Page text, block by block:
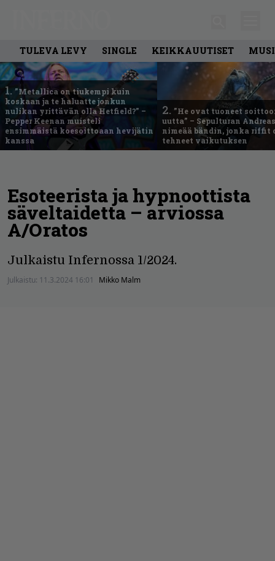
TULEVA LEVY SINGLE KEIKKAUUTISET
1. ”Metallica on tiukempi kuin
koskaan ja te haluatte jonkun
nulikan yrittävän olla Hetfield?” –
Pepper Keenan muisteli
ensimmäistä koesoittoaan hevijätin
kanssa
2. ”He ovat tuoneet
uutta” – Sepulturan
nimeää bändin, jonka riffit
tehneet vaikutuksen
Esoteerista ja hypnoottista
säveltaidetta – arviossa
A/Oratos
Julkaistu Infernossa 1/2024.
Julkaistu: 11.3.2024 16:01 Mikko Malm